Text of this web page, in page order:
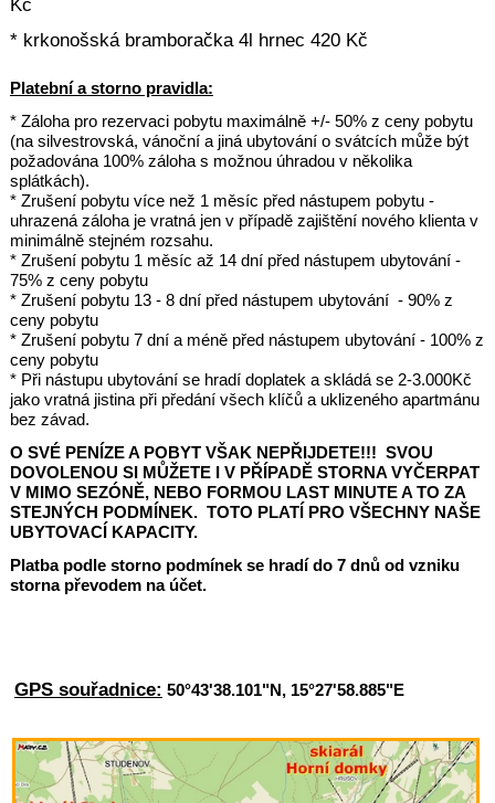
Kč
* krkonošská bramboračka 4l hrnec 420 Kč
Platební a storno pravidla:
* Záloha pro rezervaci pobytu maximálně +/- 50% z ceny pobytu
(na silvestrovská, vánoční a jiná ubytování o svátcích může být
požadována 100% záloha s možnou úhradou v několika
splátkách).
* Zrušení pobytu více než 1 měsíc před nástupem pobytu -
uhrazená záloha je vratná jen v případě zajištění nového klienta v
minimálně stejném rozsahu.
* Zrušení pobytu 1 měsíc až 14 dní před nástupem ubytování -
75% z ceny pobytu
* Zrušení pobytu 13 - 8 dní před nástupem ubytování - 90% z
ceny pobytu
* Zrušení pobytu 7 dní a méně před nástupem ubytování - 100% z
ceny pobytu
* Při nástupu ubytování se hradí doplatek a skládá se 2-3.000Kč
jako vratná jistina při předání všech klíčů a uklizeného apartmánu
bez závad.
O SVÉ PENÍZE A POBYT VŠAK NEPŘIJDETE!!! SVOU
DOVOLENOU SI MŮŽETE I V PŘÍPADĚ STORNA VYČERPAT
V MIMO SEZÓNĚ, NEBO FORMOU LAST MINUTE A TO ZA
STEJNÝCH PODMÍNEK. TOTO PLATÍ PRO VŠECHNY NAŠE
UBYTOVACÍ KAPACITY.
Platba podle storno podmínek se hradí do 7 dnů od vzniku
storna převodem na účet.
GPS souřadnice: 50°43'38.101"N, 15°27'58.885"E